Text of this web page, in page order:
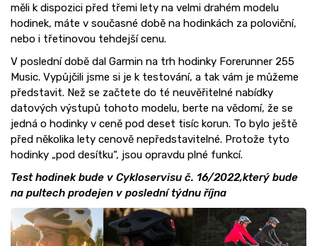
měli k dispozici před třemi lety na velmi drahém modelu
hodinek, máte v současné době na hodinkách za poloviční,
nebo i třetinovou tehdejší cenu.
V poslední době dal Garmin na trh hodinky Forerunner 255
Music. Vypůjčili jsme si je k testování, a tak vám je můžeme
představit. Než se začtete do té neuvěřitelné nabídky
datových výstupů tohoto modelu, berte na vědomí, že se
jedná o hodinky v ceně pod deset tisíc korun. To bylo ještě
před několika lety cenově nepředstavitelné. Protože tyto
hodinky „pod desítku“, jsou opravdu plné funkcí.
Test hodinek bude v Cykloservisu č. 16/2022,který bude
na pultech prodejen v poslední týdnu října